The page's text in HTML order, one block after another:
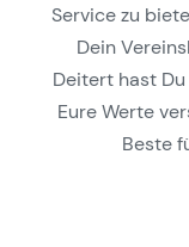
Service zu
Dein
Deitert hast
Eure Werte
Beste